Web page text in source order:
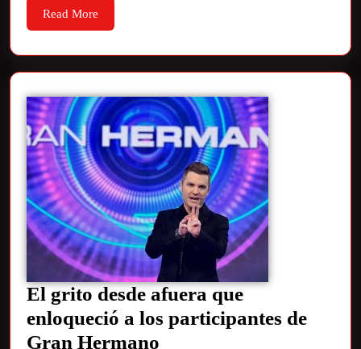
Read More
El grito desde afuera que
enloqueció a los participantes de
Gran Hermano